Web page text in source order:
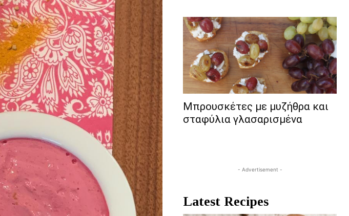
Μπρουσκέτες με μυζήθρα και
σταφύλια γλασαρισμένα
- Advertisement -
Latest Recipes